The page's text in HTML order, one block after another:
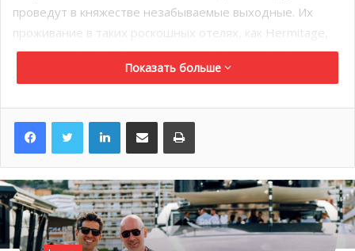
проведут в княжестве незабываемые выходные. Их
проживание в таких роскошных отелях, как Hermitage,
Fairmont, Hôtel de Paris, Monte Carlo Bay и Méridien
вместе насчитывает около 3 500 ночей.
Показать больше
LinkedInПоделиться по электронной почте Распечатать